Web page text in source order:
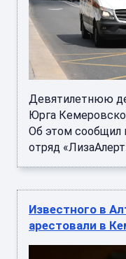
Девятилетнюю
Юрга
Об этом сообщил
отряд
Известного в
арестовали в